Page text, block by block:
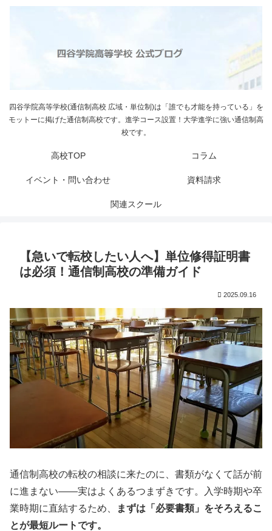
四谷学院高等学校(通信制高校 広域・単位制)は「誰でも才能を持っている」を
モットーに掲げた通信制高校です。進学コース設置！大学進学に強い通信制高
校です。
高校TOP コラム
イベント・問い合わせ 資料請求
関連スクール
【急いで転校したい人へ】単位修得証明書
は必須！通信制高校の準備ガイド
2025.09.16
通信制高校の転校の相談に来たのに、書類がなくて話が前
に進まない――実はよくあるつまずきです。入学時期や卒
業時期に直結するため、
まずは「必要書類」をそろえるこ
とが最短ルートです。